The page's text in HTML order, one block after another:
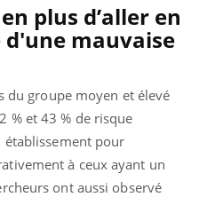
plus d’aller en
d'une mauvaise
du groupe moyen et élevé
% et 43 % de risque
établissement pour
à ceux ayant un
ont aussi observé